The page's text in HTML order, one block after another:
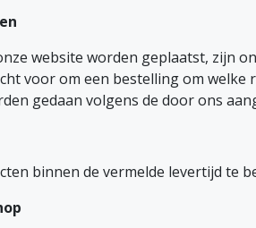
website worden geplaatst, zijn
voor om een bestelling om welke
gedaan volgens de door ons
binnen de vermelde levertijd te